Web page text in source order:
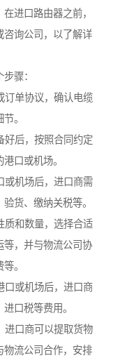
进口路由器之前，
咨询公司，以了解详
骤：
订单协议，确认电缆
。
好后，按照合同约定
口或机场。
或机场后，进口商需
货、缴纳关税等。
质和数量，选择合适
等，并与物流公司协
。
口或机场后，进口商
口税等费用。
进口商可以提取货物
物流公司合作，安排